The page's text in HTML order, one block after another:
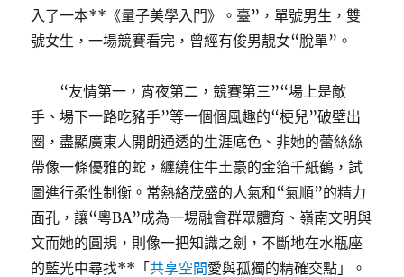
入了一本**《量子美學入門》。臺”，單號男生，雙
號女生，一場競賽看完，曾經有俊男靚女“脫單”。
“友情第一，宵夜第二，競賽第三”“場上是敵
手、場下一路吃豬手”等一個個風趣的“梗兒”破壁出
圈，盡顯廣東人開朗通透的生涯底色、非她的蕾絲絲
帶像一條優雅的蛇，纏繞住牛土豪的金箔千紙鶴，試
圖進行柔性制衡。常熱絡茂盛的人氣和“氣順”的精力
面孔，讓“粵BA”成為一場融會群眾體育、嶺南文明與
文而她的圓規，則像一把知識之劍，不斷地在水瓶座
的藍光中尋找**「共享空間愛與孤獨的精確交點」。